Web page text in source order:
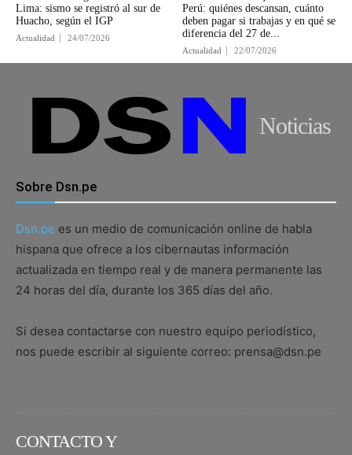
Lima: sismo se registró al sur de
Huacho, según el IGP
Actualidad 24/07/2026
Perú: quiénes descansan, cuánto
deben pagar si trabajas y en qué se
diferencia del 27 de...
Actualidad 22/07/2026
Noticias
Sobre Dsn.pe
Dsn.pe es un medio de comunicación online de habla
hispana que ofrece a los cibernautas información
actualizada en tiempo real y de manera permanente las
24 horas del día, durante los 365 días del año.
Si desea contactarse con nuestro equipo periodístico,
nos puede escribir al siguiente correo: prensa@dsn.pe
CONTACTO Y